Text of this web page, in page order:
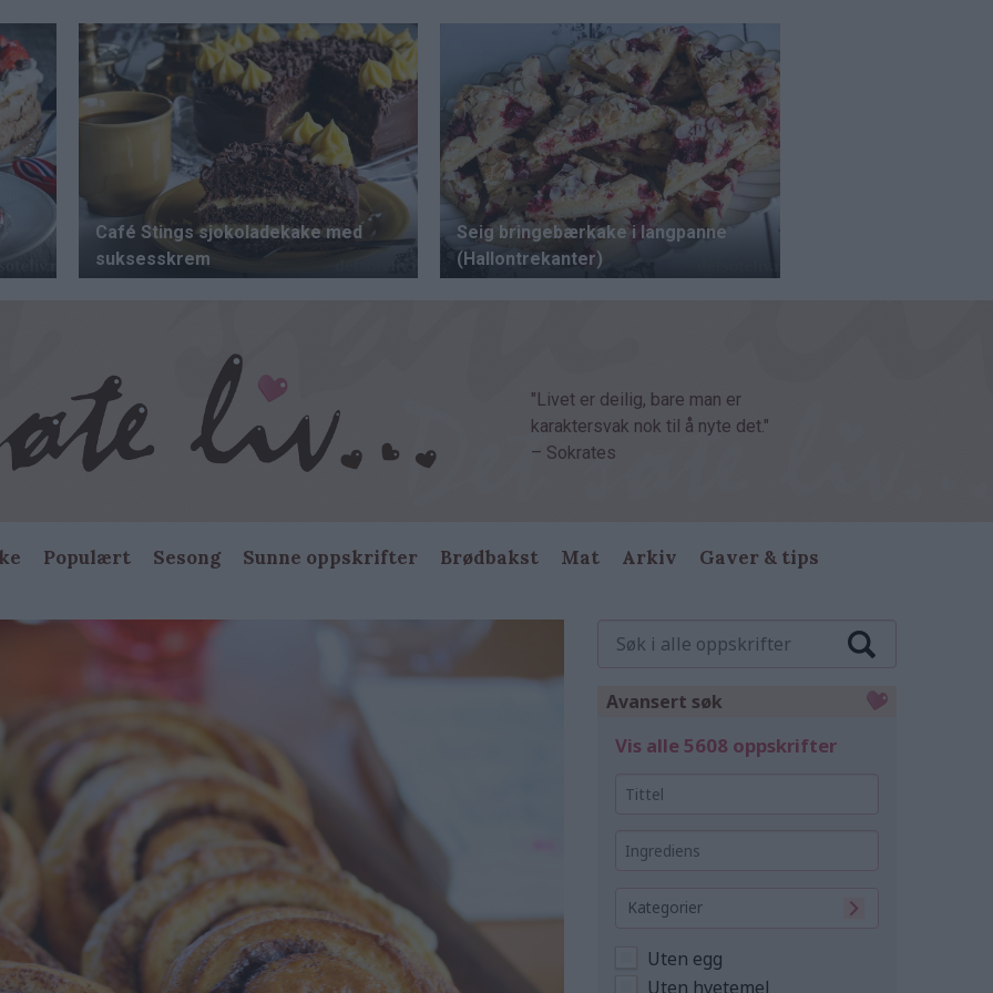
"Livet er deilig, bare man er
karaktersvak nok til å nyte det."
– Sokrates
Populært Sesong Sunne oppskrifter Brødbakst Mat Arkiv Gaver & tips
Avansert søk
Vis alle 5608 oppskrifter
Kategorier
Uten egg
Uten hvetemel